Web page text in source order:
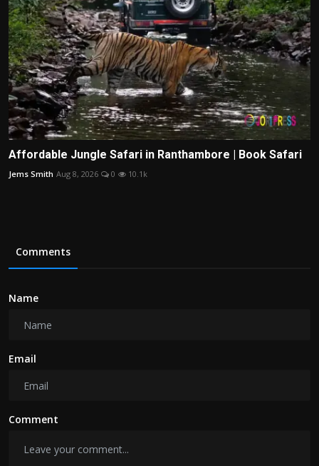
Affordable Jungle Safari in Ranthambore | Book Safari
Jems Smith Aug 8, 2026 0 10.1k
Comments
Name
Email
Comment